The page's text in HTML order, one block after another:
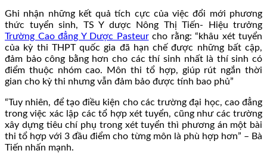
Ghi nhận những kết quả tích cực của việc đổi mới phương
thức tuyển sinh, TS Y dược Nông Thị Tiến- Hiệu trưởng
Trường Cao đẳng Y Dược Pasteurcho rằng: “khâu xét tuyển
của kỳ thi THPT quốc gia đã hạn chế được những bất cập,
đảm bảo công bằng hơn cho các thí sinh nhất là thí sinh có
điểm thuộc nhóm cao. Môn thi tổ hợp, giúp rút ngắn thời
gian cho kỳ thi nhưng vẫn đảm bảo được tính bao phủ”
“Tuy nhiên, để tạo điều kiện cho các trường đại học, cao đẳng
trong việc xác lập các tổ hợp xét tuyển, cũng như các trường
xây dựng tiêu chí phụ trong xét tuyển thì phương án một bài
thi tổ hợp với 3 đầu điểm cho từng môn là phù hợp hơn” – Bà
Tiến nhấn mạnh.